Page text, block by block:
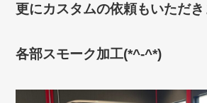
更にカスタムの依頼もいただき
各部スモーク加工(*^-^*)